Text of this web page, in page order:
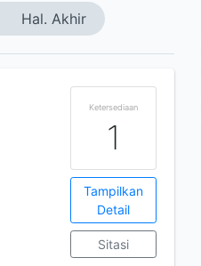
Hal. Akhir
Ketersediaan
1
Tampilkan
Detail
Sitasi